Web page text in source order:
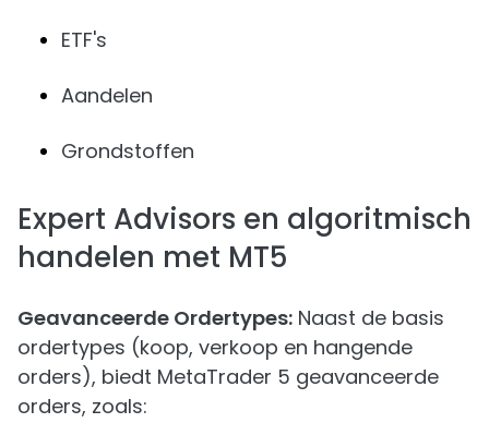
ETF's
Aandelen
Grondstoffen
Expert Advisors en algoritmisch
handelen met MT5
Geavanceerde Ordertypes: Naast de basis
ordertypes (koop, verkoop en hangende
orders), biedt MetaTrader 5 geavanceerde
orders, zoals: